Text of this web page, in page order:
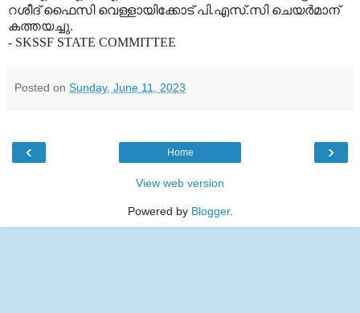
റശീദ് ഫൈസി വെള്ളായിക്കോട് പി.എസ്.സി ചെയര്‍മാന്
കത്തയച്ചു.
- SKSSF STATE COMMITTEE
Posted on Sunday, June 11, 2023
‹ ›
Home
View web version
Powered by Blogger.